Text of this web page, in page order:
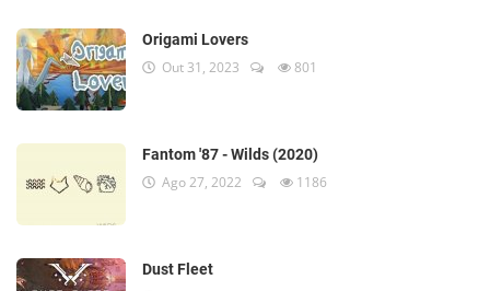
Origami Lovers
Out 31, 2023 801
Fantom '87 - Wilds (2020)
Ago 27, 2022 1186
Dust Fleet